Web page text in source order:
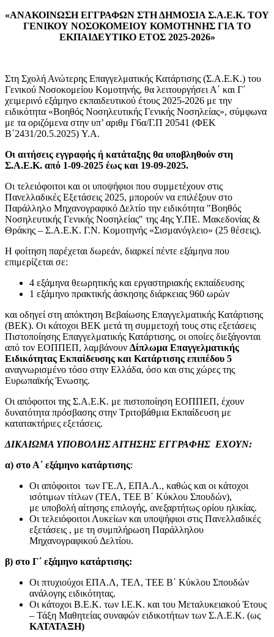
«ΑΝΑΚΟΙΝΩΣΗ ΕΓΓΡΑΦΩΝ ΣΤΗ ΔΗΜΟΣΙΑ Σ.Α.Ε.Κ. ΤΟΥ
ΓΕΝΙΚΟΥ ΝΟΣΟΚΟΜΕΙΟΥ ΚΟΜΟΤΗΝΗΣ ΓΙΑ ΤΟ
ΕΚΠΑΙΔΕΥΤΙΚΟ ΕΤΟΣ 2025-2026»
Στη Σχολή Ανώτερης Επαγγελματικής Κατάρτισης (Σ.Α.Ε.Κ.) του
Γενικού Νοσοκομείου Κομοτηνής, θα λειτουργήσει Α΄ και Γ΄
χειμερινό εξάμηνο εκπαιδευτικού έτους 2025-2026 με την
ειδικότητα «Βοηθός Νοσηλευτικής Γενικής Νοσηλείας», σύμφωνα
με τα οριζόμενα στην υπ’ αριθμ Γ6α/Γ.Π 20541 (ΦΕΚ
B΄2431/20.5.2025) Y.A.
Οι αιτήσεις εγγραφής ή κατάταξης θα υποβληθούν στη
Σ.Α.Ε.Κ. από 1-09-2025 έως και 19-09-2025.
Οι τελειόφοιτοι και οι υποψήφιοι που συμμετέχουν στις
Πανελλαδικές Εξετάσεις 2025, μπορούν να επιλέξουν στο
Παράλληλο Μηχανογραφικό Δελτίο την ειδικότητα "Βοηθός
Νοσηλευτικής Γενικής Νοσηλείας" της 4ης Υ.ΠΕ. Μακεδονίας &
Θράκης – Σ.Α.Ε.Κ. Γ.Ν. Κομοτηνής «Σισμανόγλειο» (25 θέσεις).
Η φοίτηση παρέχεται δωρεάν, διαρκεί πέντε εξάμηνα που
επιμερίζεται σε:
4 εξάμηνα θεωρητικής και εργαστηριακής εκπαίδευσης
1 εξάμηνο πρακτικής άσκησης διάρκειας 960 ωρών
και οδηγεί στη απόκτηση Βεβαίωσης Επαγγελματικής Κατάρτισης
(ΒΕΚ). Οι κάτοχοι ΒΕΚ μετά τη συμμετοχή τους στις εξετάσεις
Πιστοποίησης Επαγγελματικής Κατάρτισης, οι οποίες διεξάγονται
από τον ΕΟΠΠΕΠ, λαμβάνουν Δίπλωμα Επαγγελματικής
Ειδικότητας Εκπαίδευσης και Κατάρτισης επιπέδου 5
αναγνωρισμένο τόσο στην Ελλάδα, όσο και στις χώρες της
Ευρωπαϊκής Ένωσης.
Οι απόφοιτοι της Σ.Α.Ε.Κ. με πιστοποίηση ΕΟΠΠΕΠ, έχουν
δυνατότητα πρόσβασης στην Τριτοβάθμια Εκπαίδευση με
κατατακτήριες εξετάσεις.
ΔΙΚΑΙΩΜΑ ΥΠΟΒΟΛΗΣ ΑΙΤΗΣΗΣ ΕΓΓΡΑΦΗΣ ΕΧΟΥΝ:
α) στο Α΄ εξάμηνο κατάρτισης:
Οι απόφοιτοι των ΓΕ.Λ, ΕΠΑ.Λ., καθώς και οι κάτοχοι
ισότιμων τίτλων (ΤΕΛ, ΤΕΕ Β΄ Κύκλου Σπουδών),
με υποβολή αίτησης επιλογής, ανεξαρτήτως ορίου ηλικίας.
Οι τελειόφοιτοι Λυκείων και υποψήφιοι στις Πανελλαδικές
εξετάσεις , με τη συμπλήρωση Παράλληλου
Μηχανογραφικού Δελτίου.
β) στο Γ΄ εξάμηνο κατάρτισης:
Oι πτυχιούχοι ΕΠΑ.Λ, ΤΕΛ, ΤΕΕ Β΄ Κύκλου Σπουδών
ανάλογης ειδικότητας.
Oι κάτοχοι Β.Ε.Κ. των Ι.Ε.Κ. και του Μεταλυκειακού Έτους
– Τάξη Μαθητείας συναφών ειδικοτήτων των Σ.Α.Ε.Κ. (ως
ΚΑΤΑΤΑΞΗ)